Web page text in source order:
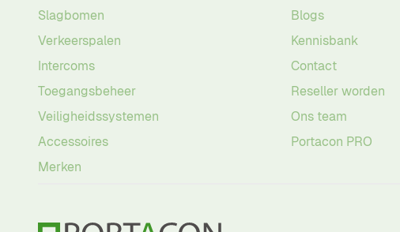
Slagbomen
Verkeerspalen
Intercoms
Toegangsbeheer
Veiligheidssystemen
Accessoires
Merken
Blogs
Kennisbank
Contact
Reseller worden
Ons team
Portacon PRO